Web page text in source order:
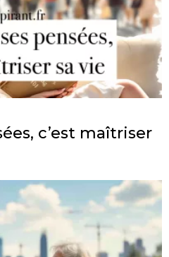
c’est maîtriser